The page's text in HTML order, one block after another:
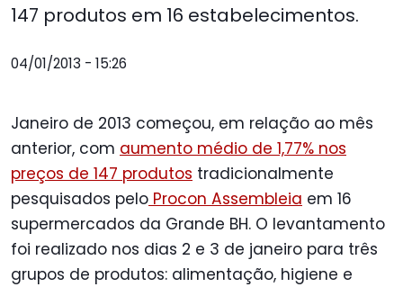
147 produtos em 16 estabelecimentos.
04/01/2013 - 15:26
Janeiro de 2013 começou, em relação ao mês
anterior, com aumento médio de 1,77% nos
preços de 147 produtos tradicionalmente
pesquisados pelo Procon Assembleia em 16
supermercados da Grande BH. O levantamento
foi realizado nos dias 2 e 3 de janeiro para três
grupos de produtos: alimentação, higiene e